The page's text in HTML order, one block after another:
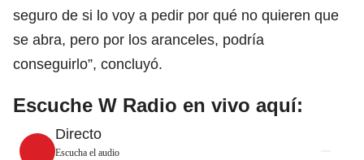
seguro de si lo voy a pedir por qué no quieren que
se abra, pero por los aranceles, podría
conseguirlo”, concluyó.
Escuche W Radio en vivo aquí:
Directo
Escucha el audio